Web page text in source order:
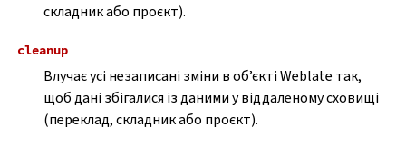
складник або проєкт).
cleanup
Влучає усі незаписані зміни в об’єкті Weblate так,
щоб дані збігалися із даними у віддаленому сховищі
(переклад, складник або проєкт).